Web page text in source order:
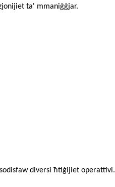
ta' mmaniġġjar.
diversi ħtiġijiet operattivi.